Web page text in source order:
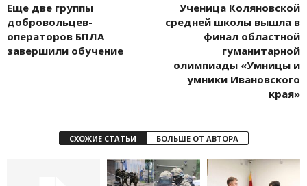
Еще две группы
добровольцев-
операторов БПЛА
завершили обучение
Ученица Коляновской
средней школы вышла в
финал областной
гуманитарной
олимпиады «Умницы и
умники Ивановского
края»
СХОЖИЕ СТАТЬИ БОЛЬШЕ ОТ АВТОРА